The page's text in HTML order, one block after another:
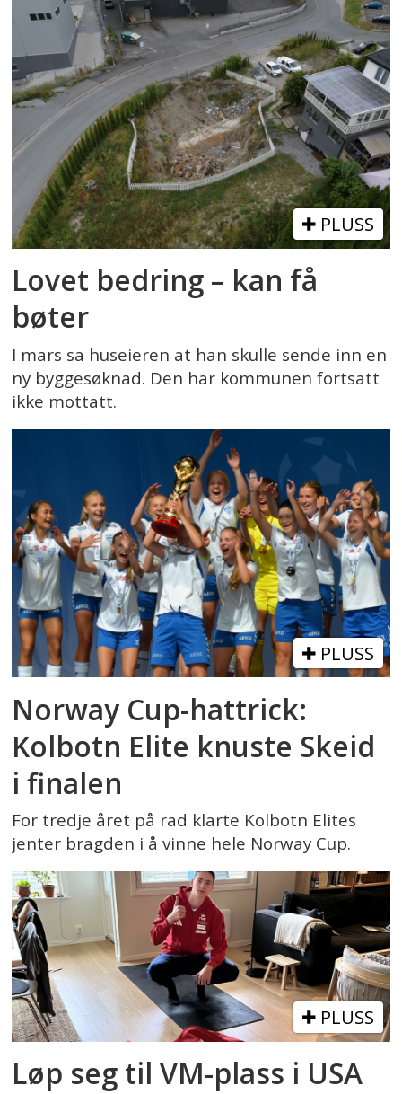
PLUSS
Lovet bedring – kan få
bøter
I mars sa huseieren at han skulle sende inn en
ny byggesøknad. Den har kommunen fortsatt
ikke mottatt.
PLUSS
Norway Cup-hattrick:
Kolbotn Elite knuste Skeid
i finalen
For tredje året på rad klarte Kolbotn Elites
jenter bragden i å vinne hele Norway Cup.
PLUSS
Løp seg til VM-plass i USA